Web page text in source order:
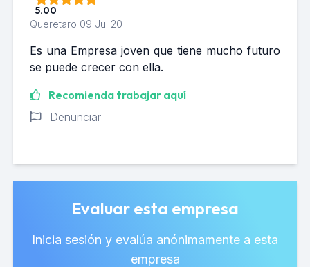
5.00
Queretaro 09 Jul 20
Es una Empresa joven que tiene mucho futuro
se puede crecer con ella.
Recomienda trabajar aquí
Denunciar
Evaluar esta empresa
Inicia sesión y evalúa anónimamente a esta
empresa